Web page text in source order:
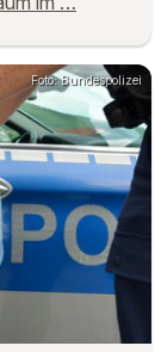
Foto: Bundespolizei